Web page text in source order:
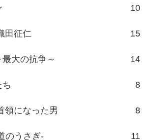
10
田征仁 15
大の抗争～ 14
8
領になった男 8
のうさぎ- 11